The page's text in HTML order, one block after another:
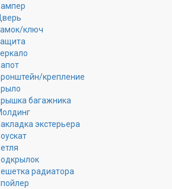
ключ
крепление
багажника
экстерьера
радиатора